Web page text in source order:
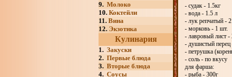
9. Молоко
10. Коктейли
11. Вина
12. Экзотика
Кулинария
1. Закуски
2. Первые блюда
3. Вторые блюда
4. Соусы
- судак - 1.5кг
- вода - 1.5 л
- лук репчатый -
- морковь - 1 шт.
- лавровый лист -
- душистый
- петрушка
- соль - по вкусу
для фарша:
- рыба - 300г